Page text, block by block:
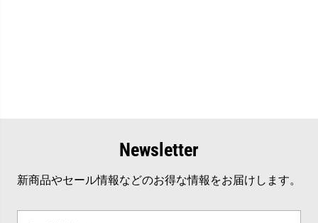
Newsletter
新商品やセール情報などのお得な情報をお届けします。